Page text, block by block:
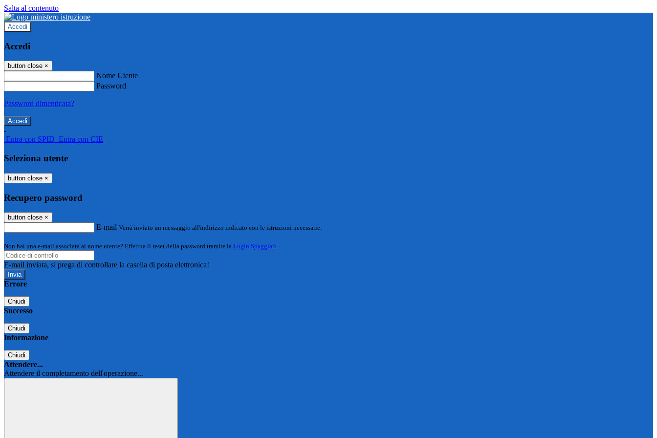
Salta al contenuto
Accedi
Accedi
button close ×
Nome Utente
Password
Password dimenticata?
-
Entra con SPID Entra con CIE
Seleziona utente
button close ×
Recupero password
button close ×
E-mail Verrà inviato un messaggio all'indirizzo indicato con le istruzioni necessarie.
Non hai una e-mail associata al nome utente? Effettua il reset della password tramite la Login Spaggiari
E-mail inviata, si prega di controllare la casella di posta elettronica!
Errore
Chiudi
Successo
Chiudi
Informazione
Chiudi
Attendere...
Attendere il completamento dell'operazione...